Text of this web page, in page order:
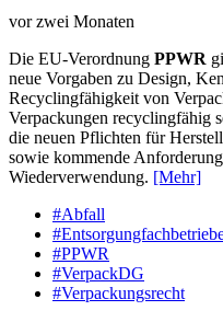
vor zwei Monaten
Die EU-Verordnung PPWR
neue Vorgaben zu Design,
Recyclingfähigkeit von
Verpackungen recyclingfähig
die neuen Pflichten für
sowie kommende
Wiederverwendung. [Mehr]
#Abfall
#PPWR
#VerpackDG
#Verpackungsrecht